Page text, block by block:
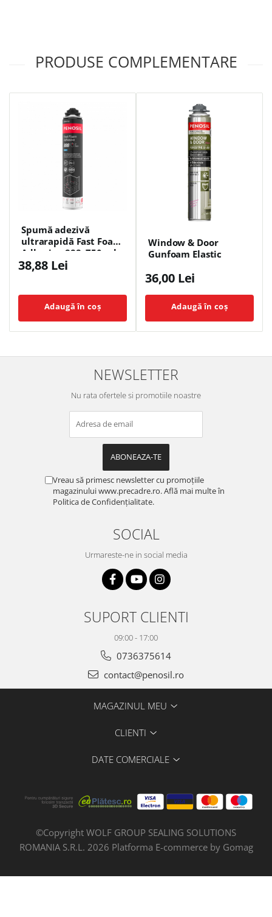
PRODUSE COMPLEMENTARE
Spumă adezivă
ultrarapidă Fast Foam
Adhesive 888, 750 ml
38,88 Lei
Adaugă în coș
Window & Door
Gunfoam Elastic
36,00 Lei
Adaugă în coș
NEWSLETTER
Nu rata ofertele si promotiile noastre
Vreau să primesc newsletter cu promoțiile
magazinului www.precadre.ro. Află mai multe în
Politica de Confidențialitate.
SOCIAL
Urmareste-ne in social media
SUPORT CLIENTI
09:00 - 17:00
0736375614
contact@penosil.ro
MAGAZINUL MEU
CLIENTI
DATE COMERCIALE
©Copyright WOLF GROUP SEALING SOLUTIONS
ROMANIA S.R.L. 2026 Platforma E-commerce by Gomag